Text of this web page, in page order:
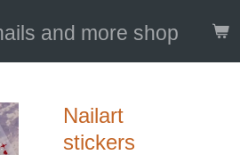
and more shop
Nailart
stickers